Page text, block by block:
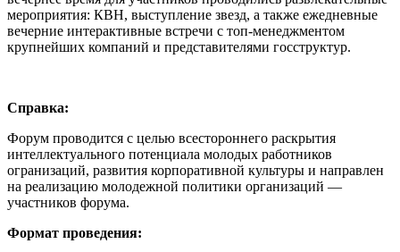
мероприятия: КВН, выступление звезд, а также ежедневные
вечерние интерактивные встречи с топ-менеджментом
крупнейших компаний и представителями госструктур.
Справка:
Форум проводится с целью всестороннего раскрытия
интеллектуального потенциала молодых работников
огранизаций, развития корпоративной культуры и направлен
на реализацию молодежной политики организаций —
участников форума.
Формат проведения: